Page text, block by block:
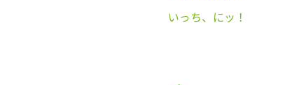
いっち、にッ！